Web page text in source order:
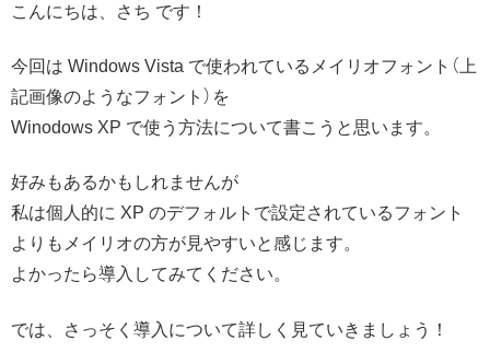
こんにちは、さち です！
今回は Windows Vista で使われているメイリオフォント（上
記画像のようなフォント）を
Winodows XP で使う方法について書こうと思います。
好みもあるかもしれませんが
私は個人的に XP のデフォルトで設定されているフォント
よりもメイリオの方が見やすいと感じます。
よかったら導入してみてください。
では、さっそく導入について詳しく見ていきましょう！